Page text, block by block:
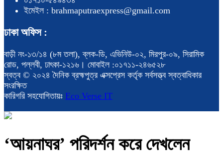
ইমেইল : brahmaputraexpress@gmail.com
ঢাকা অফিস :
বাড়ী নং-১৩/১৪ (৮ম তলা), ব্লক-ডি, এভিনিউ-০২, মিরপুর-০৯, সিরামিক
রোড, পল্লবী, ঢাৎকা-১২১৬। মোবাইল :০১৭১১-২৪৬৫২৮
স্বত্ব © ২০২৪ দৈনিক ব্রহ্মপুত্র এক্সপ্রেস কর্তৃক সর্বসত্ত্ব স্বত্বাধিকার
সংরক্ষিত
কারিগরি সহযোগিতায়ঃ Eco Verse IT
‘আয়নাঘর’ পরিদর্শন করে দেখলেন